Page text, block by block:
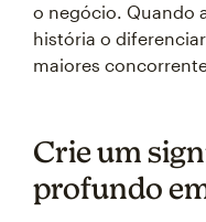
o negócio. Quando
história o
maiores
Crie um
profundo